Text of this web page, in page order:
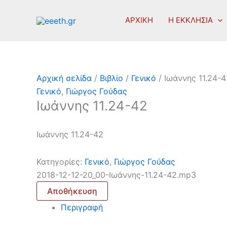
ΑΡΧΙΚΗ Η ΕΚΚΛΗΣΙΑ
Αρχική σελίδα / Βιβλίο / Γενικό / Ιωάννης 11.24-
Γενικό, Γιώργος Γούδας
Ιωάννης 11.24-42
Ιωάννης 11.24-42
Κατηγορίες: Γενικό, Γιώργος Γούδας
2018-12-12-20_00-Ιωάννης-11.24-42.mp3
Αποθήκευση
Περιγραφή